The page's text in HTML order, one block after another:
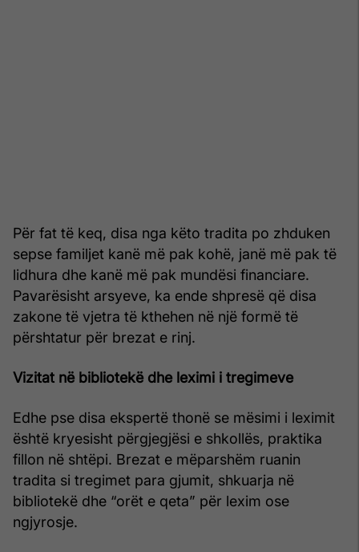
Për fat të keq, disa nga këto tradita po zhduken
sepse familjet kanë më pak kohë, janë më pak të
lidhura dhe kanë më pak mundësi financiare.
Pavarësisht arsyeve, ka ende shpresë që disa
zakone të vjetra të kthehen në një formë të
përshtatur për brezat e rinj.
Vizitat në bibliotekë dhe leximi i tregimeve
Edhe pse disa ekspertë thonë se mësimi i leximit
është kryesisht përgjegjësi e shkollës, praktika
fillon në shtëpi. Brezat e mëparshëm ruanin
tradita si tregimet para gjumit, shkuarja në
bibliotekë dhe “orët e qeta” për lexim ose
ngjyrosje.